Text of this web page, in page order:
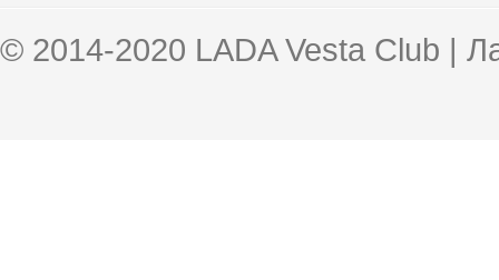
© 2014-2020 LADA Vesta Club |